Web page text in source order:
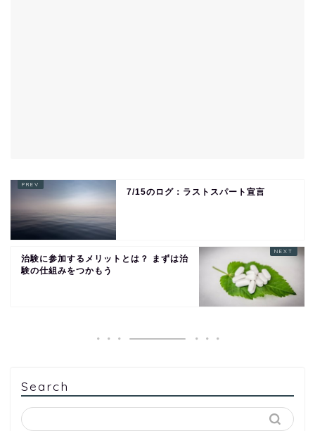
7/15のログ：ラストスパート宣言
治験に参加するメリットとは？ まずは治
験の仕組みをつかもう
Search